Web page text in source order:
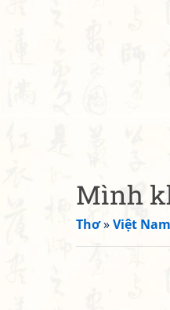
Mình
Thơ»Việt Nam